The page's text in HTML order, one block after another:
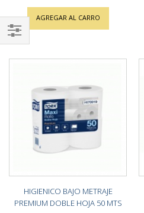
AGREGAR AL CARRO
HIGIENICO BAJO METRAJE
PREMIUM DOBLE HOJA 50 MTS
Shop
By